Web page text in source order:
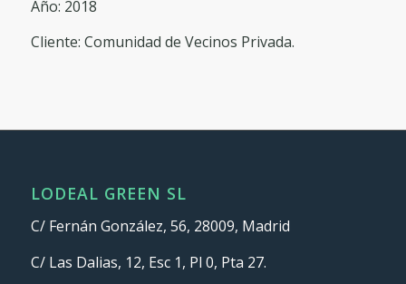
Año: 2018
Cliente: Comunidad de Vecinos Privada.
LODEAL GREEN SL
C/ Fernán González, 56, 28009, Madrid
C/ Las Dalias, 12, Esc 1, Pl 0, Pta 27.